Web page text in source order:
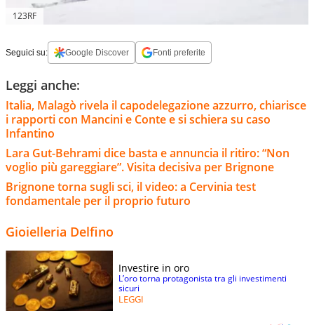
123RF
Seguici su: Google Discover Fonti preferite
Leggi anche:
Italia, Malagò rivela il capodelegazione azzurro, chiarisce
i rapporti con Mancini e Conte e si schiera su caso
Infantino
Lara Gut-Behrami dice basta e annuncia il ritiro: “Non
voglio più gareggiare”. Visita decisiva per Brignone
Brignone torna sugli sci, il video: a Cervinia test
fondamentale per il proprio futuro
Gioielleria Delfino
Investire in oro
L’oro torna protagonista tra gli investimenti
sicuri
LEGGI